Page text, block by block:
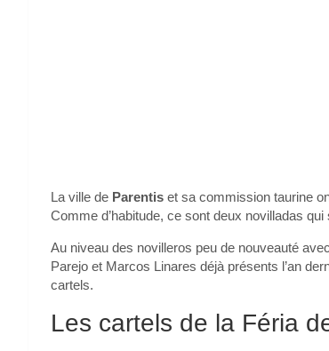
La ville de Parentis et sa commission taurine
Comme d’habitude, ce sont deux novilladas
Au niveau des novilleros peu de nouveauté
Parejo et Marcos Linares déjà présents l’an
cartels.
Les cartels de la Féria